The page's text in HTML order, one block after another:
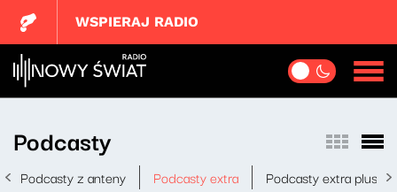
WSPIERAJ RADIO
Podcasty
Podcasty z anteny Podcasty extra Podcasty extra plus